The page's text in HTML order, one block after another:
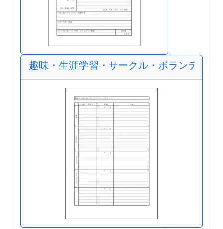
趣味・生涯学習・サークル・ボランティア